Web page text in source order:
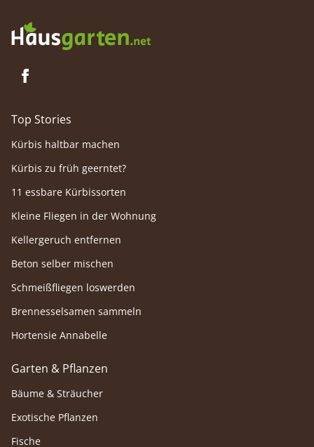
Top Stories
Kürbis haltbar machen
Kürbis zu früh geerntet?
11 essbare Kürbissorten
Kleine Fliegen in der Wohnung
Kellergeruch entfernen
Beton selber mischen
Schmeißfliegen loswerden
Brennesselsamen sammeln
Hortensie Annabelle
Garten & Pflanzen
Bäume & Sträucher
Exotische Pflanzen
Fische